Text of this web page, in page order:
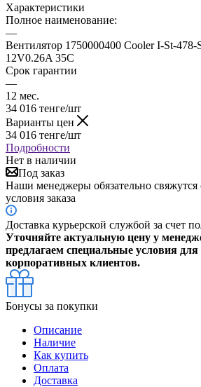
Характеристики
Полное наименование:
—
Вентилятор 1750000400 Cooler I-St-
12V0.26A 35C
Срок гарантии
—
12 мес.
34 016 тенге/шт
Варианты цен
34 016 тенге/шт
Подробности
Нет в наличии
Под заказ
Наши менеджеры обязательно свяжутся
условия заказа
Доставка курьерской службой за счет
Уточняйте актуальную цену у
предлагаем специальные условия
корпоративных клиентов.
Бонусы за покупки
Описание
Наличие
Как купить
Оплата
Доставка